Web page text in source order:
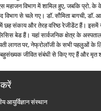
महाजन विभाग में शामिल हुए, जबकि प्रो. के के
विभाग से चले गए। डॉ. सौमिता बागची,
में छह संकाय और तेरह वरिष्ठ रेजीडेंट हैं।
बेड हैं। यहां सार्वजनिक क्षेत्र के
लागत पर, नेफ्रोलॉजी के सभी पहलुओं के
जीवित संबंधी से किए गए हैं और मृत
आयुर्विज्ञान संस्थान